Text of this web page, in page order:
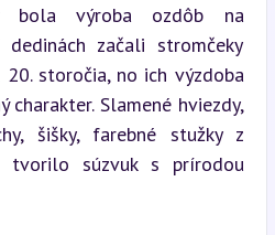
bola výroba ozdôb na
dedinách začali stromčeky
storočia, no ich výzdoba
charakter. Slamené hviezdy,
šišky, farebné stužky z
súzvuk s prírodou